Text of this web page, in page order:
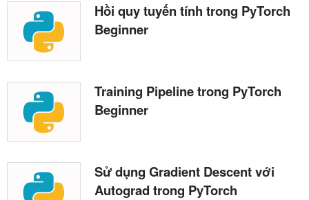
Hồi quy tuyến tính trong PyTorch
Beginner
Training Pipeline trong PyTorch
Beginner
Sử dụng Gradient Descent với
Autograd trong PyTorch